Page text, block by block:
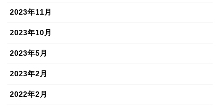
2023年11月
2023年10月
2023年5月
2023年2月
2022年2月